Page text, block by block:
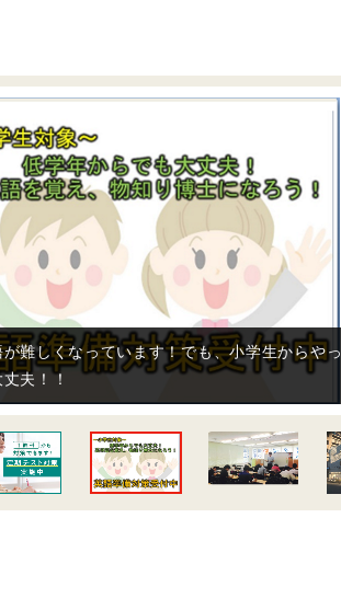
難しくなっています！でも、小学生からやっ
夫！！